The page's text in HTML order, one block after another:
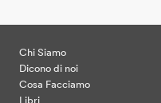
Chi Siamo
Dicono di noi
Cosa Facciamo
Libri